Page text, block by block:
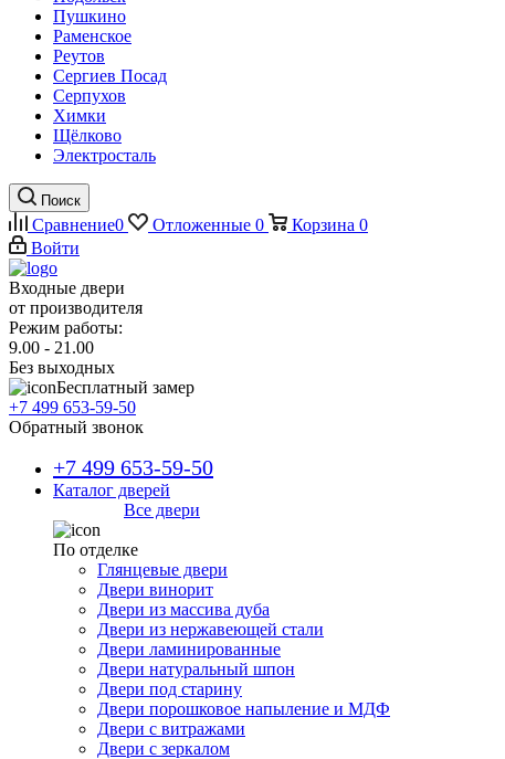
Пушкино
Раменское
Реутов
Сергиев Посад
Серпухов
Химки
Щёлково
Электросталь
Поиск
Сравнение0 Отложенные 0 Корзина 0
Войти
Входные двери
от производителя
Режим работы:
9.00 - 21.00
Без выходных
Бесплатный замер
+7 499 653-59-50
Обратный звонок
+7 499 653-59-50
Каталог дверей
Все двери
По отделке
Глянцевые двери
Двери винорит
Двери из массива дуба
Двери из нержавеющей стали
Двери ламинированные
Двери натуральный шпон
Двери под старину
Двери порошковое напыление и МДФ
Двери с витражами
Двери с зеркалом